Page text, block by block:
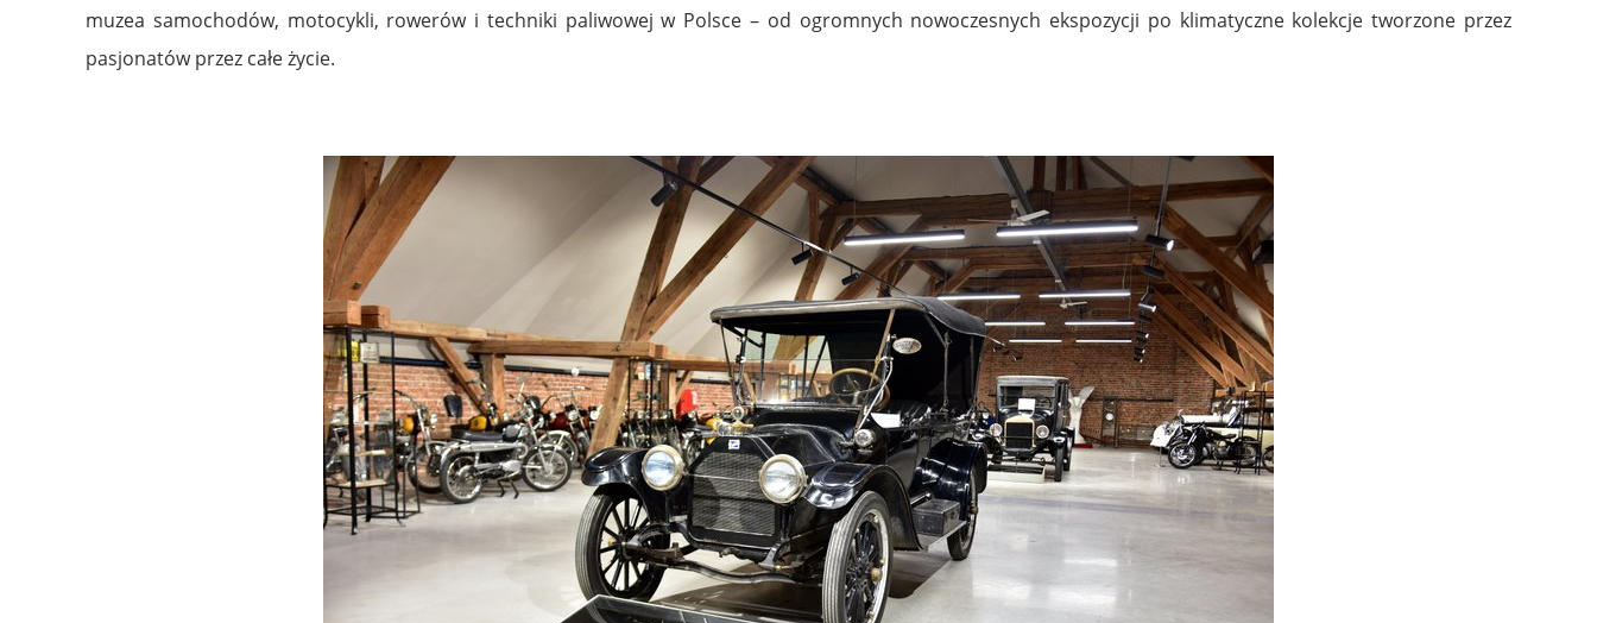
muzea samochodów, motocykli, rowerów i techniki paliwowej w Polsce – od ogromnych nowoczesnych ekspozycji po klimatyczne kolekcje tworzone przez
pasjonatów przez całe życie.